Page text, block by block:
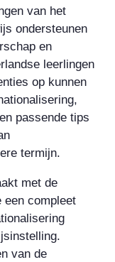
van het
ondersteunen
en
leerlingen
op kunnen
passende tips
termijn.
met de
compleet
van de